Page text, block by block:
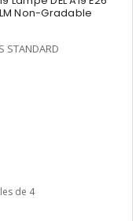
Non-Gradable
STANDARD
de 4